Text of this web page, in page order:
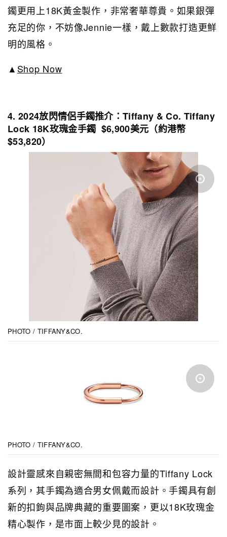
鐲更用上18K黃金製作，非常奢華尊貴。如果銀彈
充足的你，不妨像Jennie一樣，戴上數款打造更鮮
明的風格。
▲ Shop Now
4. 2024放閃情侶手鐲推介：Tiffany & Co. Tiffany
Lock 18K玫瑰金手鐲 $6,900美元（約港幣
$53,820）
PHOTO / TIFFANY&CO.
PHOTO / TIFFANY&CO.
設計靈感來自親密無間和包容力量的Tiffany Lock
系列，其手鐲為適合男女佩戴而設計。手鐲具有創
新的扣鉤與品牌典藏的重要圖案，更以18K玫瑰金
精心製作，是市面上較少見的設計。